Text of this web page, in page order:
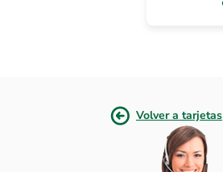
Volver a tarjetas